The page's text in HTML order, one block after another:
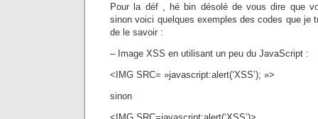
Pour la déf , hé bin désolé de vous dire que
sinon voici quelques exemples des codes que je
de le savoir :
– Image XSS en utilisant un peu du JavaScript :
<IMG SRC= »javascript:alert(‘XSS’); »>
sinon